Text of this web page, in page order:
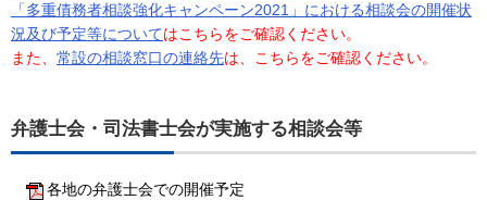
「多重債務者相談強化キャンペーン2021」における相談会の開催状
況及び予定等についてはこちらをご確認ください。
また、 常設の相談窓口の連絡先は、こちらをご確認ください。
弁護士会・司法書士会が実施する相談会等
各地の弁護士会での開催予定